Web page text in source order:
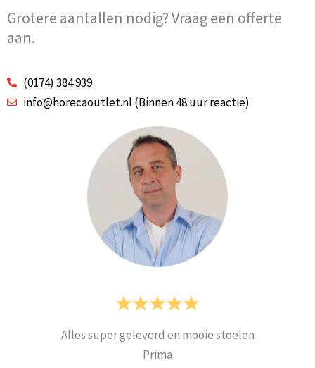
Grotere aantallen nodig? Vraag een offerte
aan.
(0174) 384 939
info@horecaoutlet.nl (Binnen 48 uur reactie)
Alles super geleverd en mooie stoelen
Prima